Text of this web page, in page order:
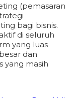
(pemasaran
bagi bisnis.
di seluruh
yang luas
dan
yang masih